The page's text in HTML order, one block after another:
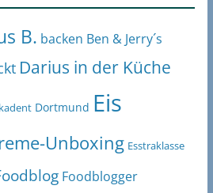
B. backen Ben & Jerry´s
Darius in der Küche
Dortmund Eis
Unboxing Esstraklasse
Foodblogger